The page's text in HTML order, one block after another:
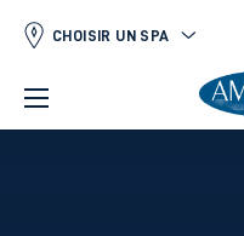
CHOISIR UN SPA